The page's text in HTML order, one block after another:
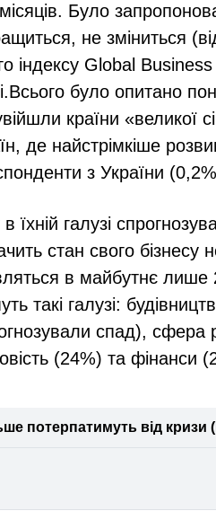
Було
не зміниться
індексу Global
було опитано
країни «великої
де найстрімкіше
з України
їхній галузі
стан свого бізнесу
в майбутнє лише
такі галузі:
спад), сфера
(24%) та фінанси
потерпатимуть від кризи